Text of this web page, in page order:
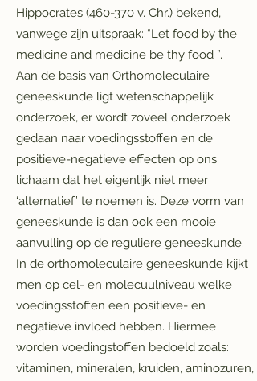
Hippocrates (460-370 v. Chr.) bekend,
vanwege zijn uitspraak: “Let food by the
medicine and medicine be thy food ”.
Aan de basis van Orthomoleculaire
geneeskunde ligt wetenschappelijk
onderzoek, er wordt zoveel onderzoek
gedaan naar voedingsstoffen en de
positieve-negatieve effecten op ons
lichaam dat het eigenlijk niet meer
‘alternatief’ te noemen is. Deze vorm van
geneeskunde is dan ook een mooie
aanvulling op de reguliere geneeskunde.
In de orthomoleculaire geneeskunde kijkt
men op cel- en molecuulniveau welke
voedingsstoffen een positieve- en
negatieve invloed hebben. Hiermee
worden voedingstoffen bedoeld zoals:
vitaminen, mineralen, kruiden, aminozuren,